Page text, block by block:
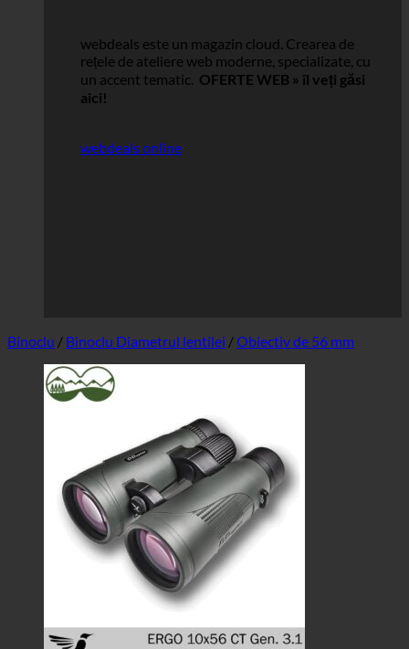
webdeals este un magazin cloud. Crearea de
rețele de ateliere web moderne, specializate, cu
un accent tematic. OFERTE WEB » îl veți găsi
aici!
webdeals online
Binoclu / Binoclu Diametrul lentilei /Obiectiv de 56 mm